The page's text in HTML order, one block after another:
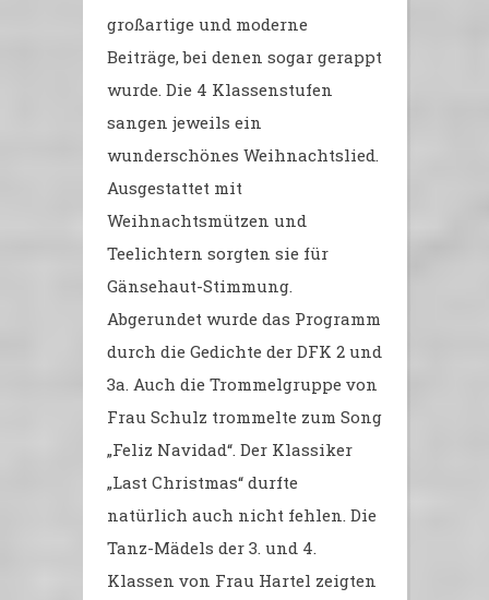
großartige und moderne
Beiträge, bei denen sogar gerappt
wurde. Die 4 Klassenstufen
sangen jeweils ein
wunderschönes Weihnachtslied.
Ausgestattet mit
Weihnachtsmützen und
Teelichtern sorgten sie für
Gänsehaut-Stimmung.
Abgerundet wurde das Programm
durch die Gedichte der DFK 2 und
3a. Auch die Trommelgruppe von
Frau Schulz trommelte zum Song
„Feliz Navidad“. Der Klassiker
„Last Christmas“ durfte
natürlich auch nicht fehlen. Die
Tanz-Mädels der 3. und 4.
Klassen von Frau Hartel zeigten